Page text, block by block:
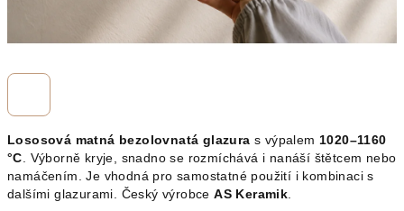
Lososová matná bezolovnatá glazura s výpalem 1020–1160
°C . Výborně kryje, snadno se rozmíchává i nanáší štětcem nebo
namáčením. Je vhodná pro samostatné použití i kombinaci s
dalšími glazurami. Český výrobceAS Keramik